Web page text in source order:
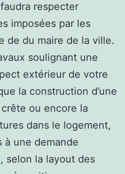
respecter
imposées par les
de du maire de la ville.
soulignant une
extérieur de votre
la construction d’une
ou encore la
dans le logement,
à une demande
selon la layout des